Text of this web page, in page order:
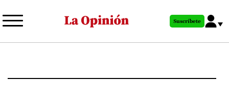
al
principal
Suscríbete